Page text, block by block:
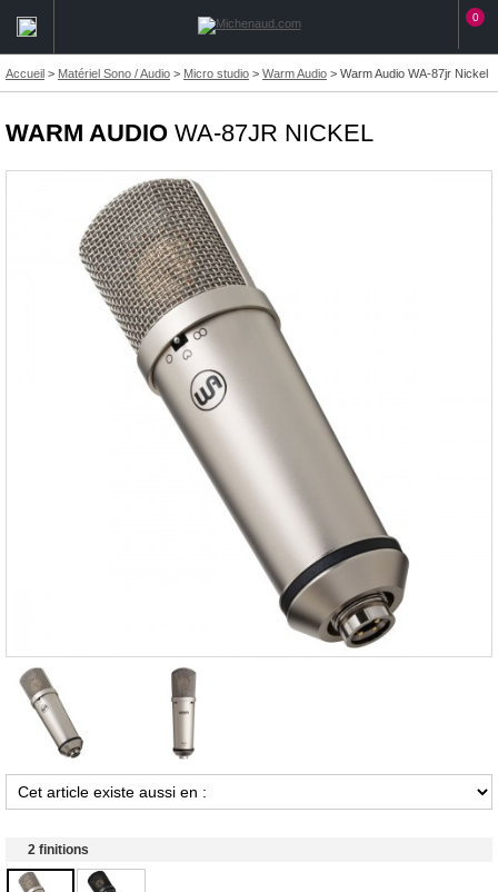
0
Accueil > Matériel Sono / Audio > Micro studio > Warm Audio > Warm Audio WA-87jr Nickel
WARM AUDIO WA-87JR NICKEL
2 finitions